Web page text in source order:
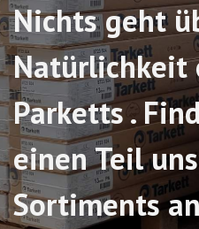
Nichts geht
Natürlichkeit
Parketts .
einen Teil
Sortiments an